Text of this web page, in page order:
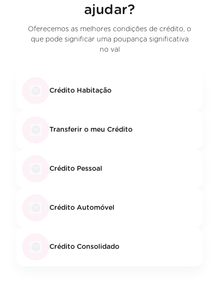
ajudar?
Oferecemos as melhores condições de crédito, o
que pode significar uma poupança significativa
no val
Crédito Habitação
Transferir o meu Crédito
Crédito Pessoal
Crédito Automóvel
Crédito Consolidado